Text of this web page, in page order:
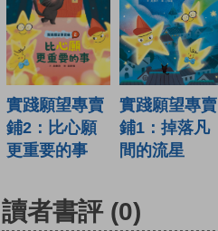
實踐願望專賣
鋪2：比心願
更重要的事
實踐願望專賣
鋪1：掉落凡
間的流星
讀者書評 (0)